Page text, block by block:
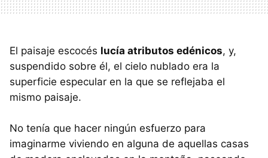
El paisaje escocés lucía atributos edénicos, y,
suspendido sobre él, el cielo nublado era la
superficie especular en la que se reflejaba el
mismo paisaje.
No tenía que hacer ningún esfuerzo para
imaginarme viviendo en alguna de aquellas casas